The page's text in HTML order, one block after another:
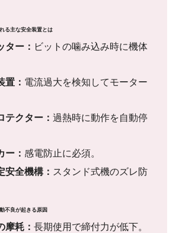
る主な安全装置とは
ター： ビットの噛み込み時に機体
置： 電流過大を検知してモーター
テクター： 過熱時に動作を自動停
ー： 感電防止に必須。
安全機構： スタンド式機のズレ防
不良が起きる原因
摩耗： 長期使用で締付力が低下。